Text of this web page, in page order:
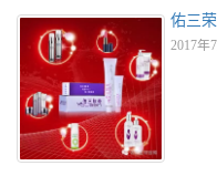
佑三
2017年